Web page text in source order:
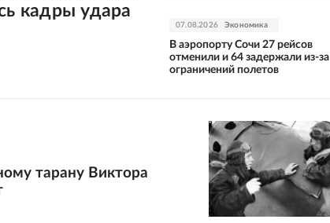
кадры удара
07.08.2026 Экономика
В аэропорту Сочи 27 рейсов
отменили и 64 задержали из-за
ограничений полетов
тарану Виктора